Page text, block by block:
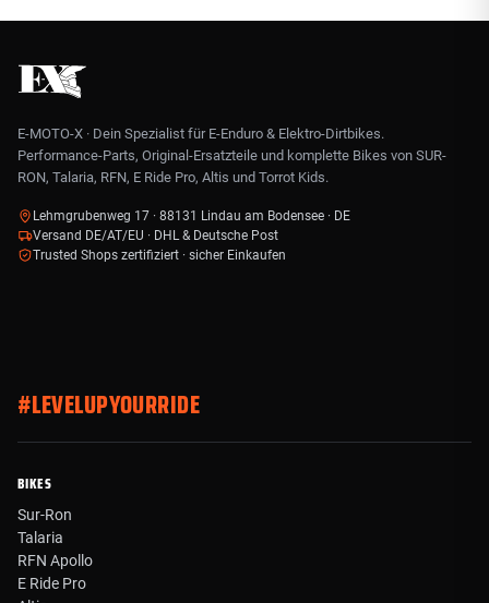
E-MOTO-X · Dein Spezialist für E-Enduro & Elektro-Dirtbikes.
Performance-Parts, Original-Ersatzteile und komplette Bikes von SUR-
RON, Talaria, RFN, E Ride Pro, Altis und Torrot Kids.
Lehmgrubenweg 17 · 88131 Lindau am Bodensee · DE
Versand DE/AT/EU · DHL & Deutsche Post
Trusted Shops zertifiziert · sicher Einkaufen
#LEVELUPYOURRIDE
BIKES
Sur-Ron
Talaria
RFN Apollo
E Ride Pro